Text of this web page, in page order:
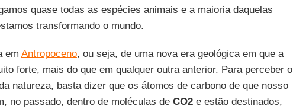
quase todas as espécies animais e a maioria daquelas
transformando o mundo.
em Antropoceno, ou seja, de uma nova era geológica em que a
forte, mais do que em qualquer outra anterior. Para perceber o
natureza, basta dizer que os átomos de carbono de que nosso
no passado, dentro de moléculas de CO2e estão destinados,